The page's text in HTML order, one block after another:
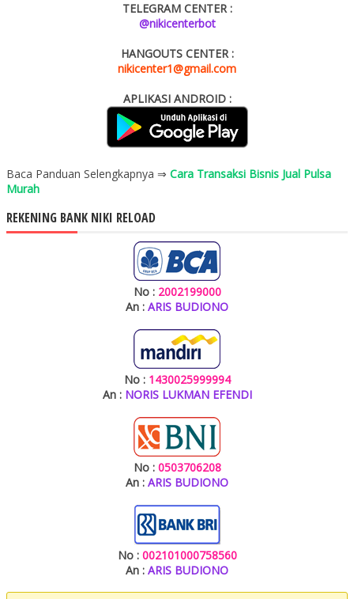
TELEGRAM CENTER :
@nikicenterbot
HANGOUTS CENTER :
nikicenter1@gmail.com
APLIKASI ANDROID :
Baca Panduan Selengkapnya ⇒ Cara Transaksi Bisnis Jual Pulsa
Murah
REKENING BANK NIKI RELOAD
No : 2002199000
An : ARIS BUDIONO
No : 1430025999994
An : NORIS LUKMAN EFENDI
No : 0503706208
An : ARIS BUDIONO
No : 002101000758560
An : ARIS BUDIONO